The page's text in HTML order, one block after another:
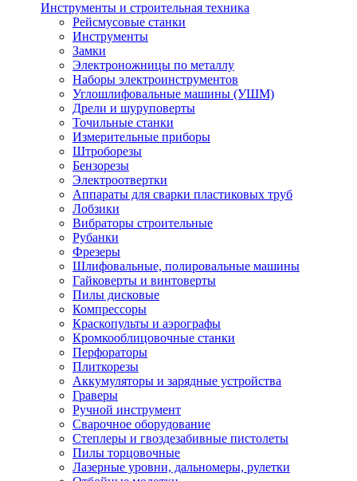
Инструменты и строительная техника
Рейсмусовые станки
Инструменты
Замки
Электроножницы по металлу
Наборы электроинструментов
Углошлифовальные машины (УШМ)
Дрели и шуруповерты
Точильные станки
Измерительные приборы
Штроборезы
Бензорезы
Электроотвертки
Аппараты для сварки пластиковых труб
Лобзики
Вибраторы строительные
Рубанки
Фрезеры
Шлифовальные, полировальные машины
Гайковерты и винтоверты
Пилы дисковые
Компрессоры
Краскопульты и аэрографы
Кромкооблицовочные станки
Перфораторы
Плиткорезы
Аккумуляторы и зарядные устройства
Граверы
Ручной инструмент
Сварочное оборудование
Степлеры и гвоздезабивные пистолеты
Пилы торцовочные
Лазерные уровни, дальномеры, рулетки